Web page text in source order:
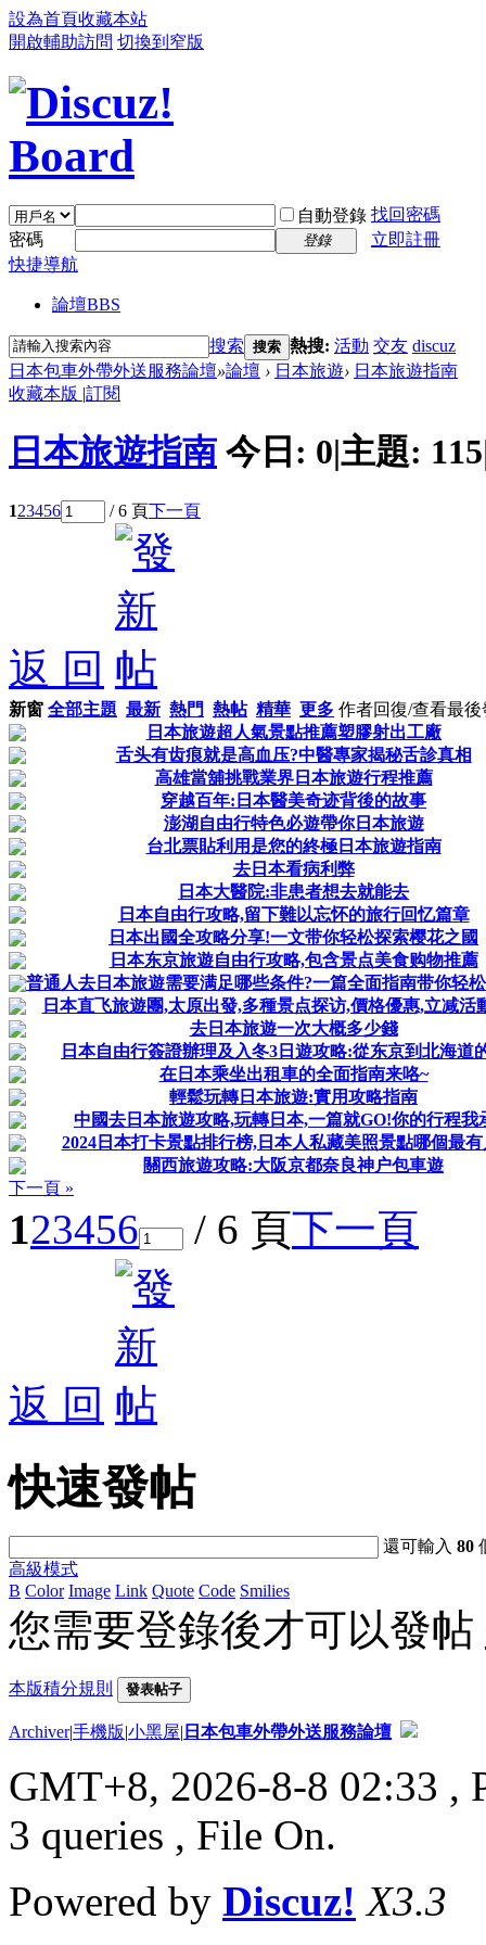
設為首頁收藏本站
開啟輔助訪問 切換到窄版
自動登錄 找回密碼
密碼
登錄
立即註冊
快捷導航
論壇BBS
搜索 搜索 熱搜: 活動 交友 discuz
日本包車外帶外送服務論壇»論壇 › 日本旅遊› 日本旅遊指南
收藏本版 |訂閱
日本旅遊指南 今日: 0|主題: 115
123456 / 6 頁下一頁
返 回
新窗 全部主題 最新 熱門 熱帖 精華 更多 作者回復/查看最後
日本旅遊超人氣景點推薦塑膠射出工廠
舌头有齿痕就是高血压?中醫專家揭秘舌診真相
高雄當舖挑戰業界日本旅遊行程推薦
穿越百年:日本醫美奇迹背後的故事
澎湖自由行特色必遊帶你日本旅遊
台北票貼利用是您的終極日本旅遊指南
去日本看病利弊
日本大醫院:非患者想去就能去
日本自由行攻略,留下難以忘怀的旅行回忆篇章
日本出國全攻略分享!一文带你轻松探索樱花之國
日本东京旅遊自由行攻略,包含景点美食购物推薦
普通人去日本旅遊需要满足哪些条件?一篇全面指南带你轻
日本直飞旅遊團,太原出發,多種景点探访,價格優惠,立减活
去日本旅遊一次大概多少錢
日本自由行簽證辦理及入冬3日遊攻略:從东京到北海道
在日本乘坐出租車的全面指南来咯~
輕鬆玩轉日本旅遊:實用攻略指南
中國去日本旅遊攻略,玩轉日本,一篇就GO!你的行程我
2024日本打卡景點排行榜,日本人私藏美照景點哪個最有
關西旅遊攻略:大阪京都奈良神户包車遊
下一頁 »
123456 / 6 頁下一頁
返 回
快速發帖
還可輸入80
高級模式
B Color Image Link Quote Code Smilies
您需要登錄後才可以發帖
本版積分規則 發表帖子
Archiver|手機版|小黑屋| 日本包車外帶外送服務論壇
GMT+8, 2026-8-8 02:33 ,
3 queries , File On.
Powered by Discuz! X3.3